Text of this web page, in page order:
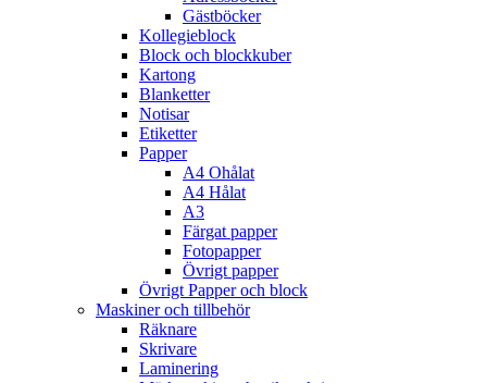
Gästböcker
Kollegieblock
Block och blockkuber
Kartong
Blanketter
Notisar
Etiketter
Papper
A4 Ohålat
A4 Hålat
A3
Färgat papper
Fotopapper
Övrigt papper
Övrigt Papper och block
Maskiner och tillbehör
Räknare
Skrivare
Laminering